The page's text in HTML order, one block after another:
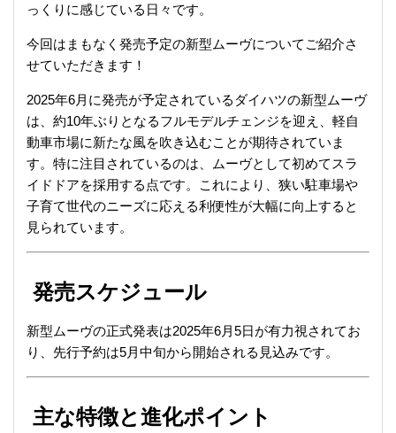
っくりに感じている日々です。
今回はまもなく発売予定の新型ムーヴについてご紹介さ
せていただきます！
2025年6月に発売が予定されているダイハツの新型ムーヴ
は、約10年ぶりとなるフルモデルチェンジを迎え、軽自
動車市場に新たな風を吹き込むことが期待されていま
す。 特に注目されているのは、ムーヴとして初めてスラ
イドドアを採用する点です。
これにより、狭い駐車場や
子育て世代のニーズに応える利便性が大幅に向上すると
見られています。
発売スケジュール
新型ムーヴの正式発表は2025年6月5日が有力視されてお
り、先行予約は5月中旬から開始される見込みです。
主な特徴と進化ポイント